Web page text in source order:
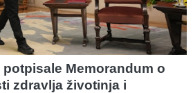
Memorandum o
zdravlja životinja i